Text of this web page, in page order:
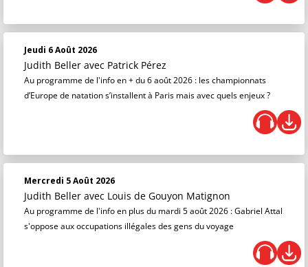
Jeudi 6 Août 2026
Judith Beller avec Patrick Pérez
Au programme de l'info en + du 6 août 2026 : les championnats
d’Europe de natation s’installent à Paris mais avec quels enjeux ?
Mercredi 5 Août 2026
Judith Beller avec Louis de Gouyon Matignon
Au programme de l'info en plus du mardi 5 août 2026 : Gabriel Attal
s'oppose aux occupations illégales des gens du voyage